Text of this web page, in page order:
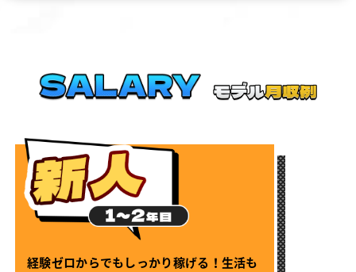
経験ゼロからでもしっかり稼げる！生活も